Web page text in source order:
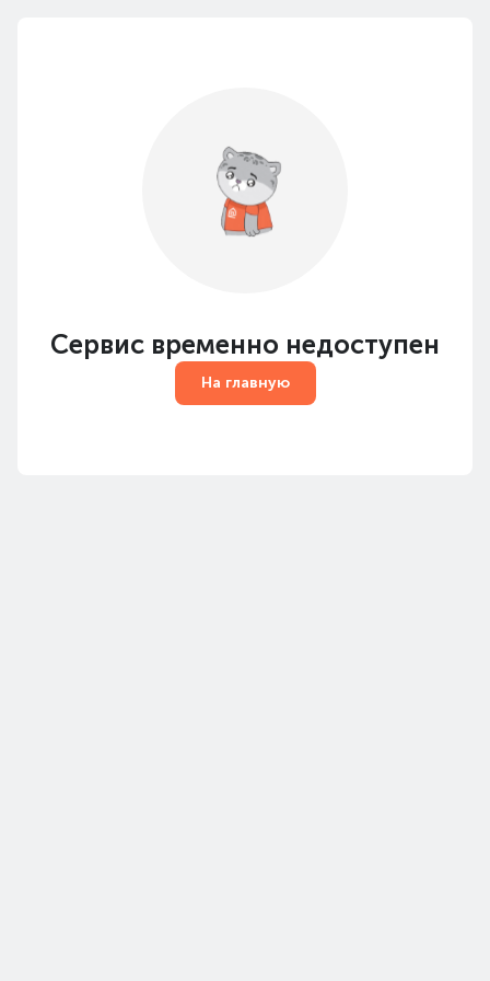
Сервис временно недоступен
На главную